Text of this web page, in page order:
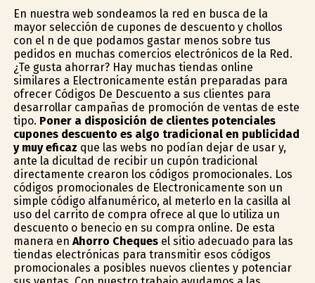
En nuestra web sondeamos la red en busca de la
mayor selección de cupones de descuento y chollos
con el fin de que podamos gastar menos sobre tus
pedidos en muchas comercios electrónicos de la Red.
¿Te gusta ahorrar? Hay muchas tiendas online
similares a Electronicamente están preparadas para
ofrecer Códigos De Descuento a sus clientes para
desarrollar campañas de promoción de ventas de este
tipo. Poner a disposición de clientes potenciales
cupones descuento es algo tradicional en publicidad
y muy eficaz que las webs no podían dejar de usar y,
ante la dificultad de recibir un cupón tradicional
directamente crearon los códigos promocionales. Los
códigos promocionales de Electronicamente son un
simple código alfanumérico, al meterlo en la casilla al
uso del carrito de compra ofrece al que lo utiliza un
descuento o beneficio en su compra online. De esta
manera en Ahorro Chequesel sitio adecuado para las
tiendas electrónicas para transmitir esos códigos
promocionales a posibles nuevos clientes y potenciar